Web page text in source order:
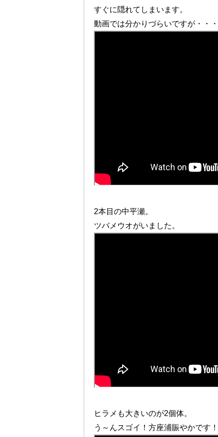
すぐに隠れてしまいます。
動画では分かりづらいですが・・・
2本目の中平瀬。
ツバメウオがいました。
ヒラメも大きいのが2個体。
う～んスゴイ！方座浦賑やかです